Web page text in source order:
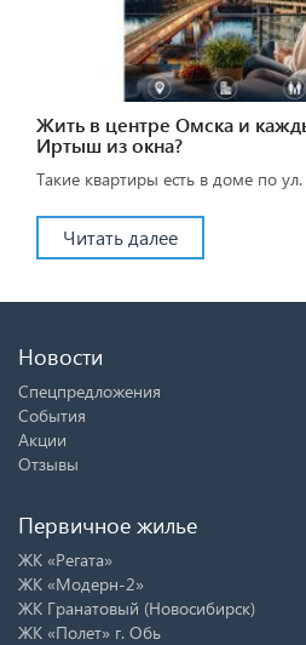
Жить в центре Омска и
Иртыш из окна?
Такие квартиры есть в доме по
Читать далее
Новости
Спецпредложения
События
Акции
Отзывы
Первичное жилье
ЖК «Регата»
ЖК «Модерн-2»
ЖК Гранатовый (Новосибирск)
ЖК «Полет» г. Обь